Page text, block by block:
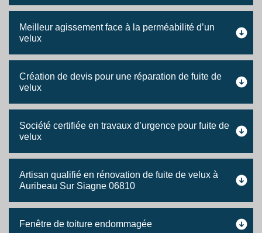
Meilleur agissement face à la perméabilité d’un
velux
Création de devis pour une réparation de fuite de
velux
Société certifiée en travaux d’urgence pour fuite de
velux
Artisan qualifié en rénovation de fuite de velux à
Auribeau Sur Siagne 06810
Fenêtre de toiture endommagée